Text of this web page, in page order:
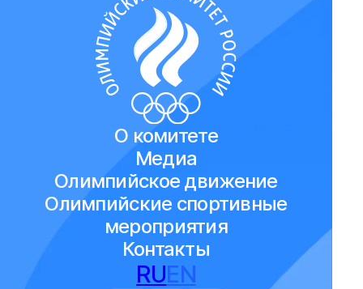
О комитете
Медиа
Олимпийское движение
Олимпийские спортивные
мероприятия
Контакты
RUEN